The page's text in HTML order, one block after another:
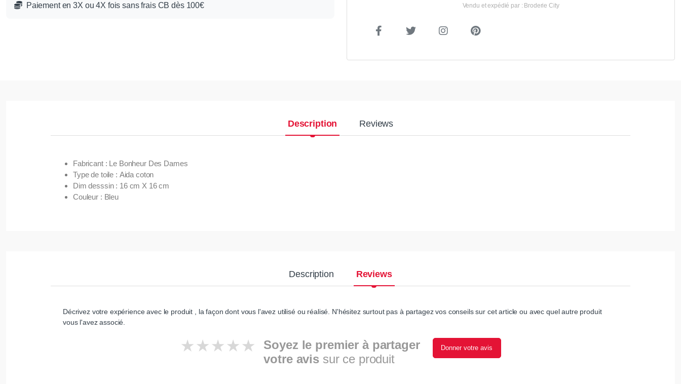
Paiement en 3X ou 4X fois sans frais CB dès 100€
Vendu et expédié par : Broderie City
Description Reviews
Fabricant : Le Bonheur Des Dames
Type de toile : Aida coton
Dim desssin : 16 cm X 16 cm
Couleur : Bleu
Description Reviews
Décrivez votre expérience avec le produit , la façon dont vous l'avez utilisé ou réalisé. N'hésitez surtout pas à partagez vos conseils sur cet article ou avec quel autre produit
vous l'avez associé.
Soyez le premier à partager
votre avis sur ce produit
Donner votre avis